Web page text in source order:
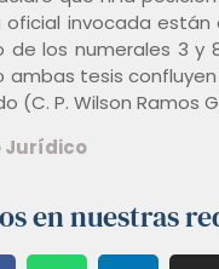
invocada están
de los numerales 3 y
ambas tesis
(C. P. Wilson Ramos
Jurídico
en nuestras